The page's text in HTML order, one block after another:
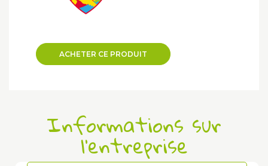
ACHETER CE PRODUIT
Informations sur
l'entreprise